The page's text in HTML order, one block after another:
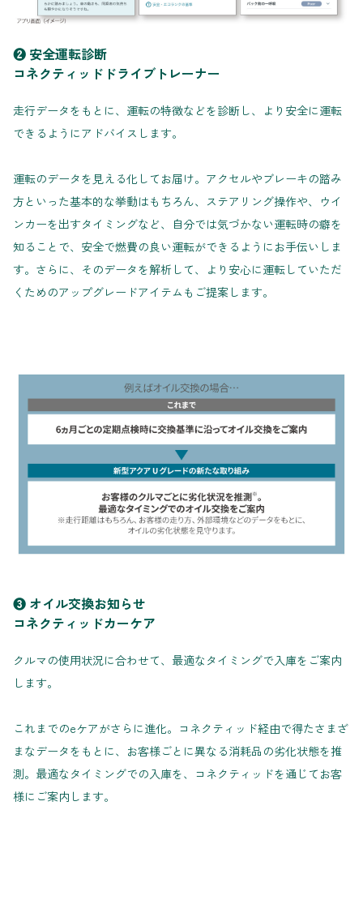
❷ 安全運転診断
コネクティッドドライブトレーナー
走行データをもとに、運転の特徴などを診断し、より安全に運転
できるようにアドバイスします。
運転のデータを見える化してお届け。アクセルやブレーキの踏み
方といった基本的な挙動はもちろん、ステアリング操作や、ウイ
ンカーを出すタイミングなど、自分では気づかない運転時の癖を
知ることで、安全で燃費の良い運転ができるようにお手伝いしま
す。さらに、そのデータを解析して、より安心に運転していただ
くためのアップグレードアイテムもご提案します。
❸ オイル交換お知らせ
コネクティッドカーケア
クルマの使用状況に合わせて、最適なタイミングで入庫をご案内
します。
これまでのeケアがさらに進化。コネクティッド経由で得たさまざ
まなデータをもとに、お客様ごとに異なる消耗品の劣化状態を推
測。最適なタイミングでの入庫を、コネクティッドを通じてお客
様にご案内します。